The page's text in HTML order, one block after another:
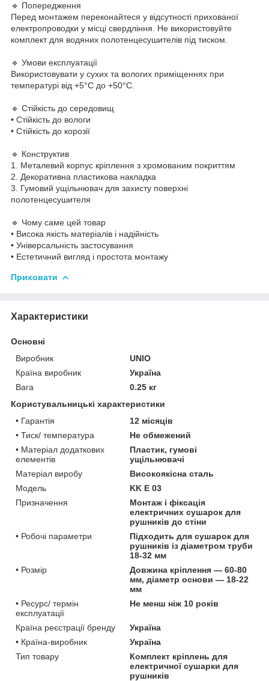
🔹 Попередження
Перед монтажем переконайтеся у відсутності прихованої
електропроводки у місці свердління. Не використовуйте
комплект для водяних полотенцесушителів під тиском.
🔹 Умови експлуатації
Використовувати у сухих та вологих приміщеннях при
температурі від +5°C до +50°C.
🔹 Стійкість до середовищ
• Стійкість до вологи
• Стійкість до корозії
🔹 Конструктив
1. Металевий корпус кріплення з хромованим покриттям
2. Декоративна пластикова накладка
3. Гумовий ущільнювач для захисту поверхні
полотенцесушителя
🔹 Чому саме цей товар
• Висока якість матеріалів і надійність
• Універсальність застосування
• Естетичний вигляд і простота монтажу
Приховати
Характеристики
Основні
Виробник
UNIO
Країна виробник
Україна
Вага
0.25 кг
Користувальницькі характеристики
• Гарантія
12 місяців
• Тиск/ температура
Не обмежений
• Матеріал додаткових
елементів
Пластик, гумові
ущільнювачі
Матеріал виробу
Високоякісна сталь
Мoдель
KK E 03
Призначення
Монтаж і фіксація
електричних сушарок для
рушників до стіни
• Робочі параметри
Підходить для сушарок для
рушників із діаметром труби
18-32 мм
• Розмір
Довжина кріплення — 60-80
мм, діаметр основи — 18-22
мм
• Ресурс/ термін
експлуатації
Не менш ніж 10 років
Країна реєстрації бренду
Україна
• Країна-виробник
Україна
Тип товару
Комплект кріплень для
електричної сушарки для
рушників